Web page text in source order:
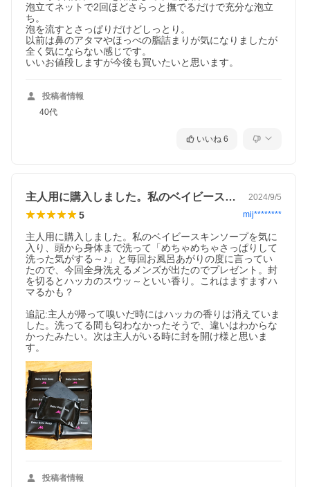
泡立てネットで2回ほどさらっと撫でるだけで充分な泡立
ち。
泡を流すとさっぱりだけどしっとり。
以前は鼻のアタマやほっぺの脂詰まりが気になりましたが
全く気にならない感じです。
いいお値段しますが今後も買いたいと思います。
投稿者情報
40代
いいね 6
主人用に購入しました。私のベイビースキ… 2024/9/5
5 mij********
主人用に購入しました。私のベイビースキンソープを気に
入り、頭から身体まで洗って「めちゃめちゃさっぱりして
洗った気がする～♪」と毎回お風呂あがりの度に言ってい
たので、今回全身洗えるメンズが出たのでプレゼント。封
を切るとハッカのスウッ～といい香り。これはますますハ
マるかも？
追記:主人が帰って嗅いだ時にはハッカの香りは消えていま
した。洗ってる間も匂わなかったそうで、違いはわからな
かったみたい。次は主人がいる時に封を開け様と思いま
す。
投稿者情報